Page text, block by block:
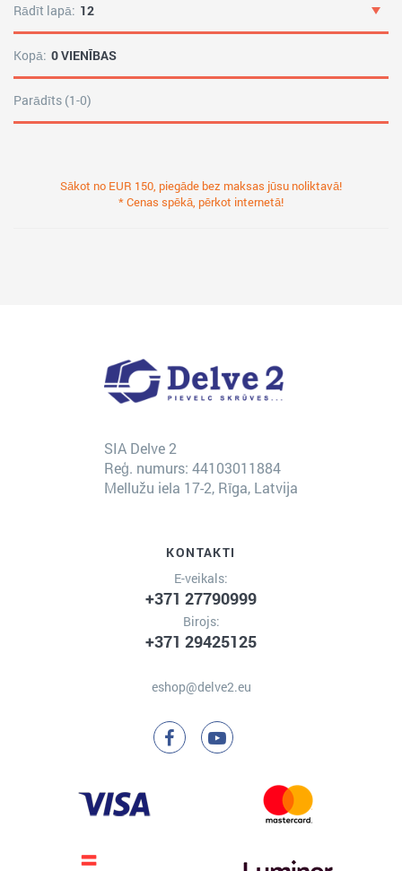
Rādīt lapā: 12
Kopā: 0 VIENĪBAS
Parādīts (1-0)
Sākot no EUR 150, piegāde bez maksas jūsu noliktavā!
* Cenas spēkā, pērkot internetā!
SIA Delve 2
Reģ. numurs: 44103011884
Mellužu iela 17-2, Rīga, Latvija
KONTAKTI
E-veikals:
+371 27790999
Birojs:
+371 29425125
eshop@delve2.eu